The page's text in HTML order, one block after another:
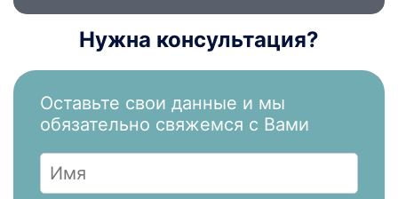
Нужна консультация?
Оставьте свои данные и мы
обязательно свяжемся с Вами